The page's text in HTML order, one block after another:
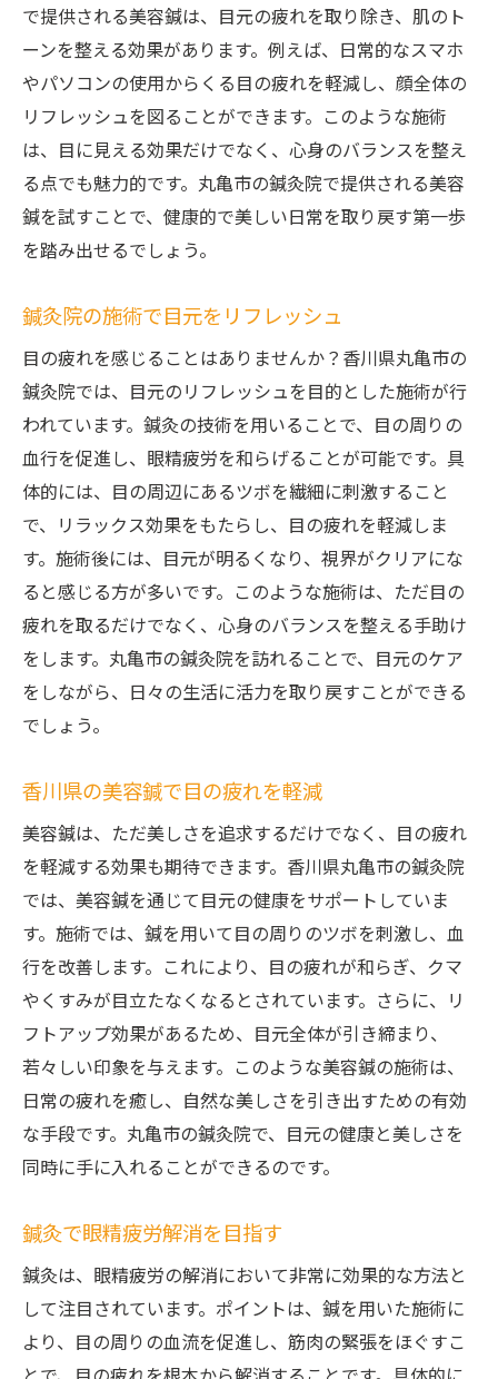
で提供される美容鍼は、目元の疲れを取り除き、肌のト
ーンを整える効果があります。例えば、日常的なスマホ
やパソコンの使用からくる目の疲れを軽減し、顔全体の
リフレッシュを図ることができます。このような施術
は、目に見える効果だけでなく、心身のバランスを整え
る点でも魅力的です。丸亀市の鍼灸院で提供される美容
鍼を試すことで、健康的で美しい日常を取り戻す第一歩
を踏み出せるでしょう。
鍼灸院の施術で目元をリフレッシュ
目の疲れを感じることはありませんか？香川県丸亀市の
鍼灸院では、目元のリフレッシュを目的とした施術が行
われています。鍼灸の技術を用いることで、目の周りの
血行を促進し、眼精疲労を和らげることが可能です。具
体的には、目の周辺にあるツボを繊細に刺激すること
で、リラックス効果をもたらし、目の疲れを軽減しま
す。施術後には、目元が明るくなり、視界がクリアにな
ると感じる方が多いです。このような施術は、ただ目の
疲れを取るだけでなく、心身のバランスを整える手助け
をします。丸亀市の鍼灸院を訪れることで、目元のケア
をしながら、日々の生活に活力を取り戻すことができる
でしょう。
香川県の美容鍼で目の疲れを軽減
美容鍼は、ただ美しさを追求するだけでなく、目の疲れ
を軽減する効果も期待できます。香川県丸亀市の鍼灸院
では、美容鍼を通じて目元の健康をサポートしていま
す。施術では、鍼を用いて目の周りのツボを刺激し、血
行を改善します。これにより、目の疲れが和らぎ、クマ
やくすみが目立たなくなるとされています。さらに、リ
フトアップ効果があるため、目元全体が引き締まり、
若々しい印象を与えます。このような美容鍼の施術は、
日常の疲れを癒し、自然な美しさを引き出すための有効
な手段です。丸亀市の鍼灸院で、目元の健康と美しさを
同時に手に入れることができるのです。
鍼灸で眼精疲労解消を目指す
鍼灸は、眼精疲労の解消において非常に効果的な方法と
して注目されています。ポイントは、鍼を用いた施術に
より、目の周りの血流を促進し、筋肉の緊張をほぐすこ